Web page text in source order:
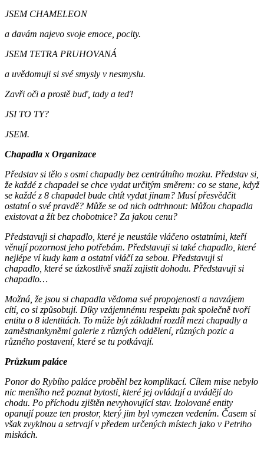
JSEM CHAMELEON
a davám najevo svoje emoce, pocity.
JSEM TETRA PRUHOVANÁ
a uvědomuji si své smysly v nesmyslu.
Zavři oči a prostě buď, tady a teď!
JSI TO TY?
JSEM.
Chapadla x Organizace
Představ si tělo s osmi chapadly bez centrálního mozku. Představ si,
že každé z chapadel se chce vydat určitým směrem: co se stane, když
se každé z 8 chapadel bude chtít vydat jinam? Musí přesvědčit
ostatní o své pravdě? Může se od nich odtrhnout: Můžou chapadla
existovat a žít bez chobotnice? Za jakou cenu?
Představuji si chapadlo, které je neustále vláčeno ostatními, kteří
věnují pozornost jeho potřebám. Představuji si také chapadlo, které
nejlépe ví kudy kam a ostatní vláčí za sebou. Představuji si
chapadlo, které se úzkostlivě snaží zajistit dohodu. Představuji si
chapadlo…
Možná, že jsou si chapadla vědoma své propojenosti a navzájem
cítí, co si způsobují. Díky vzájemnému respektu pak společně tvoří
entitu o 8 identitách. To může být základní rozdíl mezi chapadly a
zaměstnankyněmi galerie z různých oddělení, různých pozic a
různého postavení, které se tu potkávají.
Průzkum paláce
Ponor do Rybího paláce proběhl bez komplikací. Cílem mise nebylo
nic menšího než poznat bytosti, které jej ovládají a uvádějí do
chodu. Po příchodu zjištěn nevyhovující stav. Izolované entity
opanují pouze ten prostor, který jim byl vymezen vedením. Časem si
však zvyklnou a setrvají v předem určených místech jako v Petriho
miskách.